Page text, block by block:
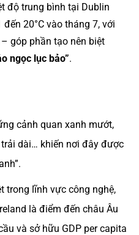
độ trung bình tại Dublin
20°C vào tháng 7, với
góp phần tạo nên biệt
ngọc lục bảo”.
cảnh quan xanh mướt,
dài… khiến nơi đây được
trong lĩnh vực công nghệ,
là điểm đến châu Âu
và sở hữu GDP per capita